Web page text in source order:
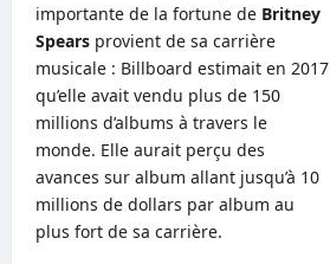
importante de la fortune de Britney
Spears provient de sa carrière
musicale : Billboard estimait en 2017
qu’elle avait vendu plus de 150
millions d’albums à travers le
monde. Elle aurait perçu des
avances sur album allant jusqu’à 10
millions de dollars par album au
plus fort de sa carrière.